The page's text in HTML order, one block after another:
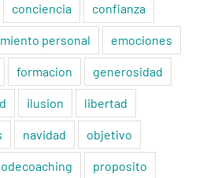
conciencia confianza
personal emociones
formacion generosidad
ilusion libertad
navidad objetivo
proposito